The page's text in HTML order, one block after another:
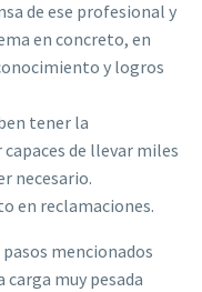
de ese profesional y
en concreto, en
y logros
tener la
de llevar miles
necesario.
en reclamaciones.
mencionados
carga muy pesada